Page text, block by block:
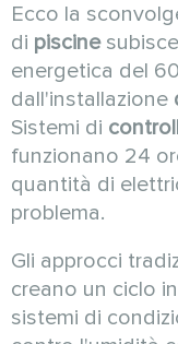
Ecco la
di piscine
energetica del
dall'installazione
Sistemi di
funzionano 24
quantità di
problema.
Gli approcci
creano un ciclo
sistemi di